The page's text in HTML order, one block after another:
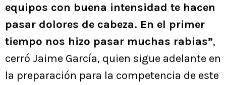
equipos con buena intensidad te hacen
pasar dolores de cabeza. En el primer
tiempo nos hizo pasar muchas rabias”,
cerró Jaime García, quien sigue adelante en
la preparación para la competencia de este